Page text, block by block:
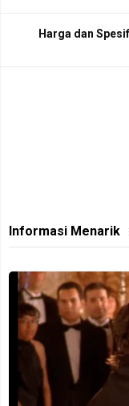
Harga dan
Informasi Menarik